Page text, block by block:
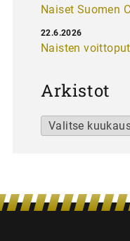
Naiset Suomen
Naisten
22.6.2026
Arkistot
Arkistot